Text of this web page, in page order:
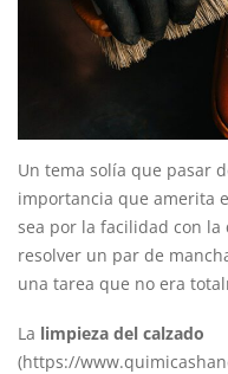
Un tema solía que pasar
importancia que amerita
sea por la facilidad con
resolver un par de
una tarea que no era
La limpieza del calzado
(https://